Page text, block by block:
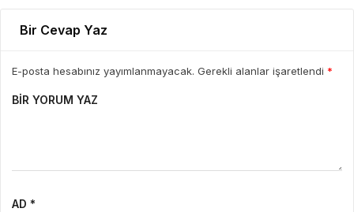
Bir Cevap Yaz
E-posta hesabınız yayımlanmayacak. Gerekli alanlar işaretlendi *
BIR YORUM YAZ
AD *